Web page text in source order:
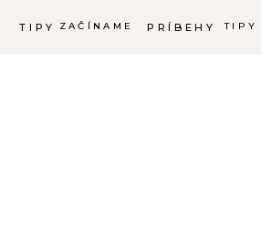
TIPY PRÍBEHY
ZAČÍNAME TIPY